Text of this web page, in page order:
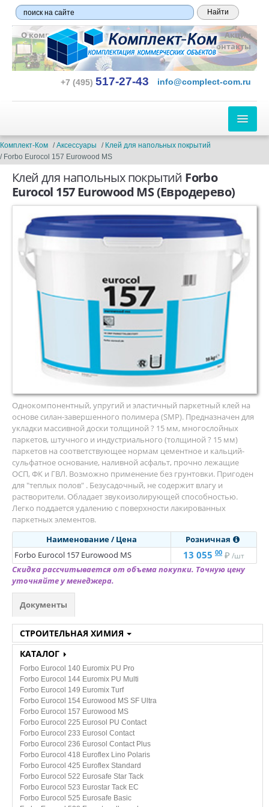
О компании Оплата и доставка Новости
Акции
Контакты
+7 (495) 517-27-43 info@complect-com.ru
ЛИНОЛЕУМ
ПО ТИПУ:
Бытовой
Коммерческий
Натуральный (мармолеум)
LVT Клеевая кварцвиниловая плитка
Специализированный
Антистатический
Токопроводящий
Акустический
Антискользящий
Сценический
Спортивный
В Отрез:
Бытовой
Полукоммерческий
Коммерческий
Гомогенный
ЧАСТО ИЩУТ:
Класса пожарной опасности КМ2
Линолеум на войлочной ТеплоЗвукоИзоляционной основе
СОПУСТВУЮЩИЕ ТОВАРЫ:
Шнур для сварки
КВАРЦ-ВИНИЛ
ПО ТИПУ:
LVT Клеевая кварцвиниловая плитка
SPC Кварцвинил замковый
Токопроводящая плитка
Комплект-Ком Аксессуары
Клей для напольных покрытий
Forbo Eurocol 157 Eurowood MS
Клей для напольных покрытий Forbo
Eurocol 157 Eurowood MS(Евродерево)
Однокомпонентный, упругий и эластичный паркетный клей на
основе силан-завершенного полимера (SMP). Предназначен для
укладки массивной доски толщиной ? 15 мм, многослойных
паркетов, штучного и индустриального (толщиной ? 15 мм)
паркетов на соответствующее нормам цементное и кальций-
сульфатное основание, наливной асфальт, прочно лежащие
ОСП, ФК и ГВЛ. Возможно применение без грунтовки. Пригоден
для "теплых полов" . Безусадочный, не содержит влагу и
растворители. Обладает звукоизолирующей способностью.
Легко поддается удалению с поверхности лакированных
паркетных элементов.
Наименование / Цена
Розничная 
Forbo Eurocol 157 Eurowood MS 13 055 00 ₽ /шт
Скидка рассчитывается от объема покупки. Точную цену
уточняйте у менеджера.
Документы
СТРОИТЕЛЬНАЯ ХИМИЯ
Грунтовка
Смесь для пола
Клей для напольных покрытий
КАТАЛОГ
Forbo Eurocol 140 Euromix PU Pro
Forbo Eurocol 144 Euromix PU Multi
Forbo Eurocol 149 Euromix Turf
Forbo Eurocol 154 Eurowood MS SF Ultra
Forbo Eurocol 157 Eurowood MS
Forbo Eurocol 225 Eurosol PU Contact
Forbo Eurocol 233 Eurosol Contact
Forbo Eurocol 236 Eurosol Contact Plus
Forbo Eurocol 418 Euroflex Lino Polaris
Forbo Eurocol 425 Euroflex Standard
Forbo Eurocol 522 Eurosafe Star Tack
Forbo Eurocol 523 Eurostar Tack EC
Forbo Eurocol 525 Eurosafe Basic